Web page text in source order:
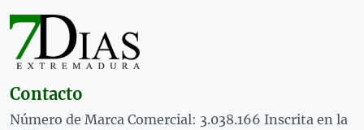
Contacto
Número de Marca Comercial: 3.038.166 Inscrita en la